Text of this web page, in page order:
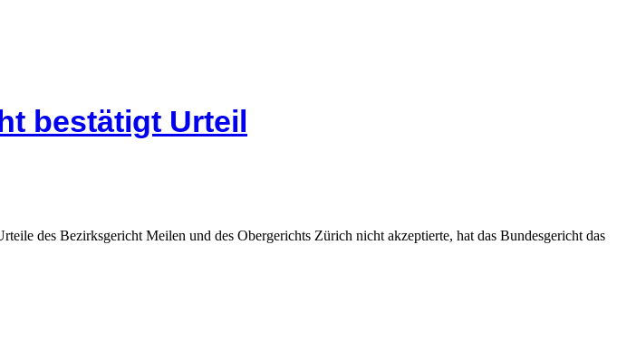
bestätigt Urteil
des Bezirksgericht Meilen und des Obergerichts Zürich nicht akzeptierte, hat das Bundesgericht das